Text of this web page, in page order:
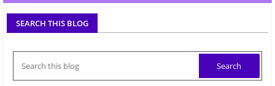
SEARCH THIS BLOG